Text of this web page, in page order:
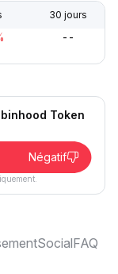
30 jours
--
Token
Négatif
SocialFAQ